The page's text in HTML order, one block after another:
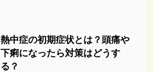
熱中症の初期症状とは？頭痛や
下痢になったら対策はどうす
る？